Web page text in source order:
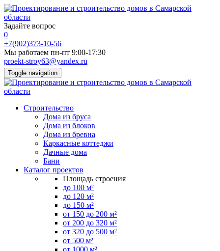
Задайте вопрос
0
+7(902)373-10-56
Мы работаем пн-пт 9:00-17:30
proekt-stroy63@yandex.ru
Toggle navigation
Строительство
Дома из бруса
Дома из блоков
Дома из бревна
Каркасные коттеджи
Дачные дома
Бани
Каталог проектов
Площадь строения
до 100 м²
до 120 м²
до 150 м²
от 150 до 200 м²
от 200 до 320 м²
от 320 до 500 м²
от 500 м²